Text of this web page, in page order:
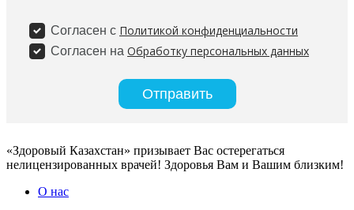
«Здоровый Казахстан» призывает Вас остерегаться
нелицензированных врачей! Здоровья Вам и Вашим близким!
О нас